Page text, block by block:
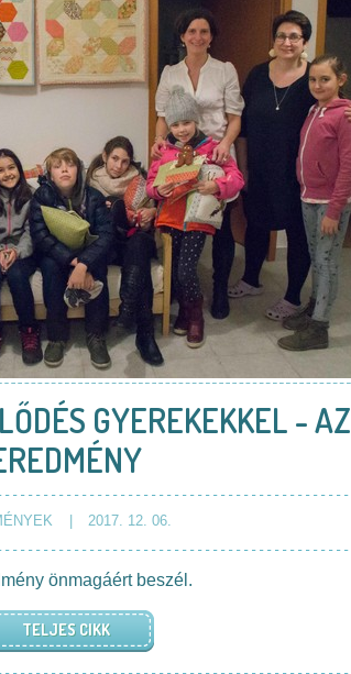
GYEREKEKKEL - AZ
2017. 12. 06.
önmagáért beszél.
TELJES CIKK